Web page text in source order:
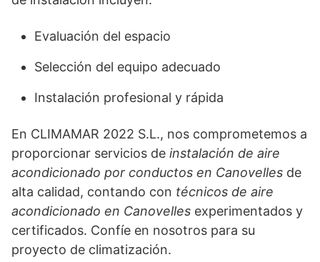
Evaluación del espacio
Selección del equipo adecuado
Instalación profesional y rápida
En CLIMAMAR 2022 S.L., nos comprometemos a
proporcionar servicios de instalación de aire
acondicionado por conductos en Canovelles de
alta calidad, contando con técnicos de aire
acondicionado en Canovelles experimentados y
certificados. Confíe en nosotros para su
proyecto de climatización.